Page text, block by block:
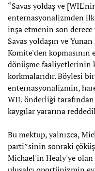
“Savas yoldaş ve
enternasyonalizmden
inşa etmenin son
Savas yoldaşın ve
Komite'den
dönüşme faaliyetlerinin
korkmalarıdır. Böylesi
enternasyonalizmin,
WIL önderliği tarafından
kaygılar yararına
Bu mektup, yalnızca,
parti”sinin sonraki
Michael'in Healy'ye